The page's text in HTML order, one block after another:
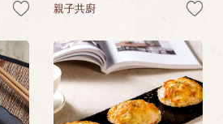
親子共廚